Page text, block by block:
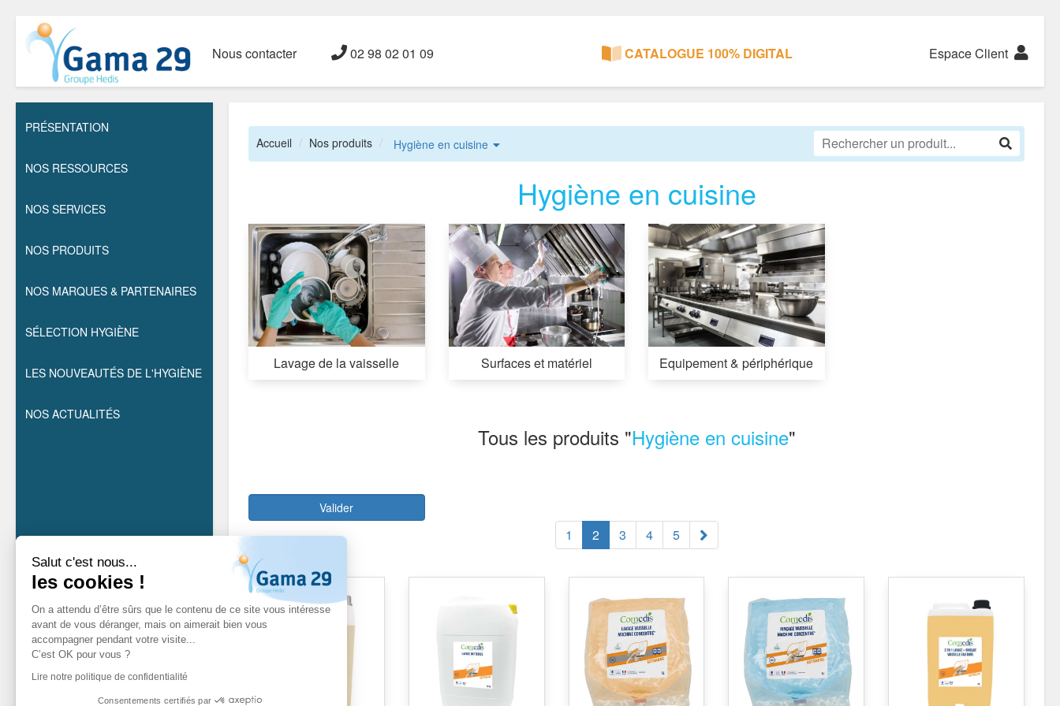
Salut c'est nous...
les cookies !
On a attendu d’être sûrs que le contenu de ce site vous intéresse
avant de vous déranger, mais on aimerait bien vous
accompagner pendant votre visite...
C’est OK pour vous ?
Lire notre politique de confidentialité
Consentements certifiés par
Nous contacter 02 98 02 01 09 CATALOGUE 100% DIGITAL Espace Client
PRÉSENTATION
NOS RESSOURCES
NOS SERVICES
NOS PRODUITS
NOS MARQUES & PARTENAIRES
SÉLECTION HYGIÈNE
LES NOUVEAUTÉS DE L'HYGIÈNE
NOS ACTUALITÉS
Accueil Nos produits Hygiène en cuisine
Hygiène en cuisine
Lavage de la vaisselle Surfaces et matériel Equipement & périphérique
Tous les produits "Hygiène en cuisine"
Valider
1 2 3 4 5